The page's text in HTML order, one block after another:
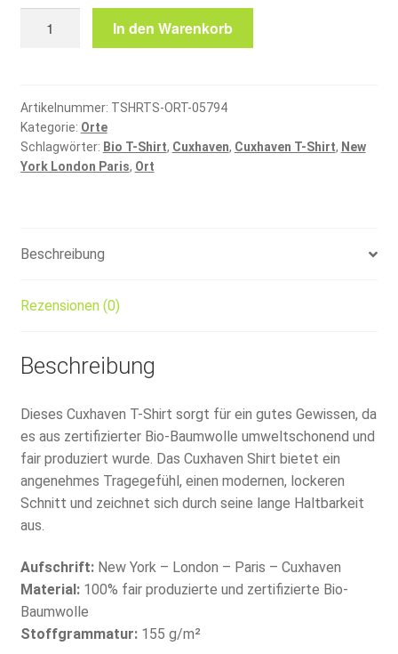
In den Warenkorb
Artikelnummer: TSHRTS-ORT-05794
Kategorie: Orte
Schlagwörter: Bio T-Shirt, Cuxhaven, Cuxhaven T-Shirt, New
York London Paris, Ort
Beschreibung
Rezensionen (0)
Beschreibung
Dieses Cuxhaven T-Shirt sorgt für ein gutes Gewissen, da
es aus zertifizierter Bio-Baumwolle umweltschonend und
fair produziert wurde. Das Cuxhaven Shirt bietet ein
angenehmes Tragegefühl, einen modernen, lockeren
Schnitt und zeichnet sich durch seine lange Haltbarkeit
aus.
Aufschrift:New York – London – Paris – Cuxhaven
Material:100% fair produzierte und zertifizierte Bio-
Baumwolle
Stoffgrammatur:155 g/m²